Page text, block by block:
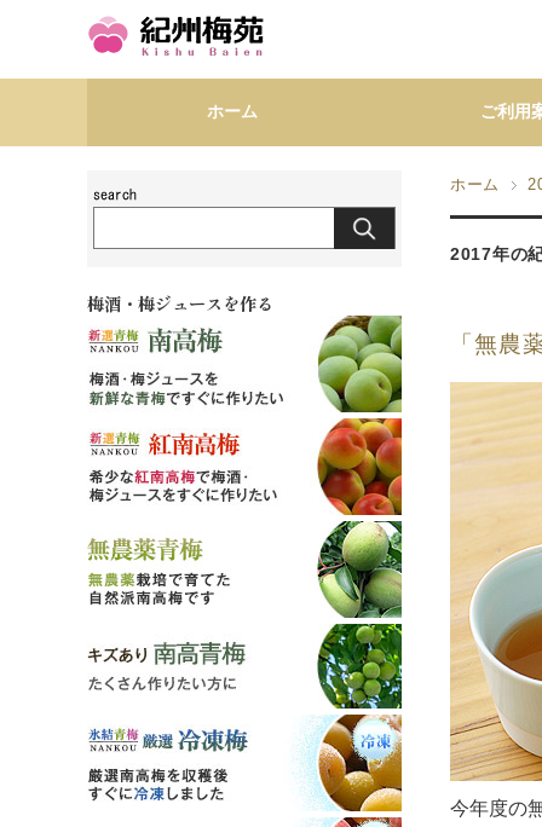
ホーム ご利用
ホーム
2017年の
「無農
今年度
梅酒・梅ジュースを作る